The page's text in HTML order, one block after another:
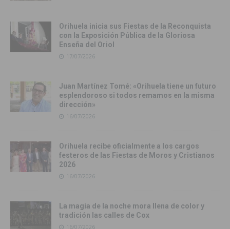
Orihuela inicia sus Fiestas de la Reconquista
con la Exposición Pública de la Gloriosa
Enseña del Oriol
17/07/2026
Juan Martínez Tomé: «Orihuela tiene un futuro
esplendoroso si todos remamos en la misma
dirección»
16/07/2026
Orihuela recibe oficialmente a los cargos
festeros de las Fiestas de Moros y Cristianos
2026
16/07/2026
La magia de la noche mora llena de color y
tradición las calles de Cox
16/07/2026